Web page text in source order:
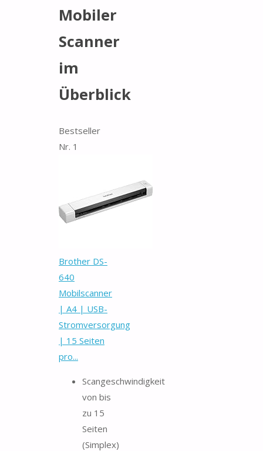
Mobiler
Scanner
im
Überblick
Bestseller
Nr. 1
Brother DS-
640
Mobilscanner
| A4 | USB-
Stromversorgung
| 15 Seiten
pro...
Scangeschwindigkeit
von bis
zu 15
Seiten
(Simplex)